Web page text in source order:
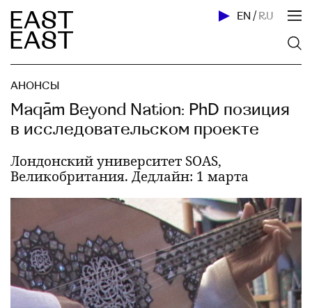
EN / RU
АНОНСЫ
Maqām Beyond Nation: PhD позиция
в исследовательском проекте
Лондонский университет SOAS,
Великобритания. Дедлайн: 1 марта